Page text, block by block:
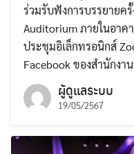
ร่วมรับฟังการบรรยายค
Auditorium ภายในอาค
ประชุมอิเล็กทรอนิกส์
Facebook ของสำนักง
ผู้ดูแลระบบ
19/05/2567